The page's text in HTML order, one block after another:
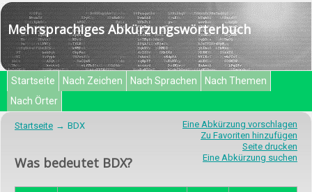
Mehrsprachiges Abkürzungswörterbuch
Startseite Nach Zeichen Nach Sprachen
Nach Themen
Nach Örter
Eine Abkürzung vorschlagen
Zu Favoriten hinzufügen
Seite drucken
Eine Abkürzung suchen
Startseite BDX
Was bedeutet BDX?